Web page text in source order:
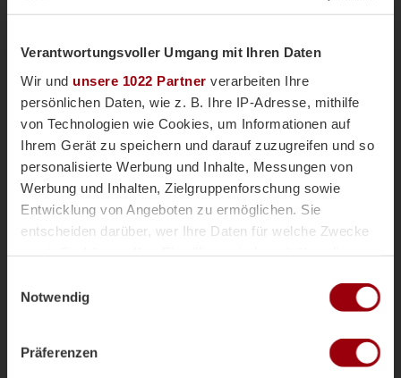
Verantwortungsvoller Umgang mit Ihren Daten
Wir und unsere 1022 Partner verarbeiten Ihre
persönlichen Daten, wie z. B. Ihre IP-Adresse, mithilfe
von Technologien wie Cookies, um Informationen auf
Ihrem Gerät zu speichern und darauf zuzugreifen und so
personalisierte Werbung und Inhalte, Messungen von
Werbung und Inhalten, Zielgruppenforschung sowie
Entwicklung von Angeboten zu ermöglichen. Sie
entscheiden darüber, wer Ihre Daten für welche Zwecke
Trigger Symbol ändern oder widerrufen
Informationen über Ihre geografische Lage erfassen,
Notwendig
Präferenzen
30' Kurze Ecke - Vergeben
30' Kurze Ecke
26' Kurze Ecke - Vergeben